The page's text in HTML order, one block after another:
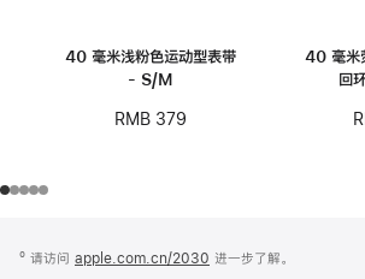
40 毫米浅粉色运动型表带
- S/M
RMB 379
40 毫米
回
注
º 请访问 apple.com.cn/2030 进一步了解。